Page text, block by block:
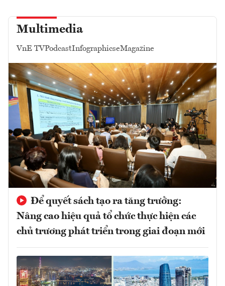
Multimedia
VnE TVPodcastInfographicseMagazine
Để quyết sách tạo ra tăng trưởng:
Nâng cao hiệu quả tổ chức thực hiện các
chủ trương phát triển trong giai đoạn mới